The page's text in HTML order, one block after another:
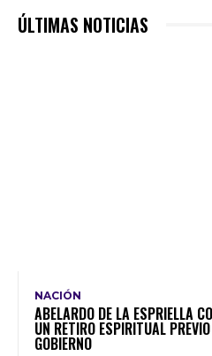
ÚLTIMAS NOTICIAS
NACIÓN
ABELARDO DE LA ESPRIELLA
UN RETIRO ESPIRITUAL
GOBIERNO